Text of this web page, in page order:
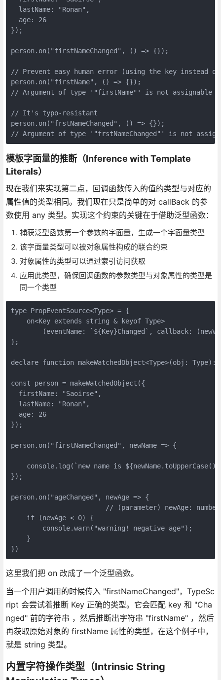
  lastName: "Ronan",
  age: 26
});
person.on("firstNameChanged", () => {});
// Prevent easy human error (using the key instead of
person.on("firstName", () => {});
// Argument of type '"firstName"' is not assignable to
// It's typo-resistant
person.on("frstNameChanged", () => {});
// Argument of type '"frstNameChanged"' is not
模板字面量的推断（Inference with Template
Literals）
现在我们来实现第二点，回调函数传入的值的类型与对应的
属性值的类型相同。我们现在只是简单的对 callBack 的参
数使用 any 类型。实现这个约束的关键在于借助泛型函数：
捕获泛型函数第一个参数的字面量，生成一个字面量类型
该字面量类型可以被对象属性构成的联合约束
对象属性的类型可以通过索引访问获取
应用此类型，确保回调函数的参数类型与对象属性的类型是
同一个类型
type PropEventSource<Type> = {
    on<Key extends string & keyof Type>
(eventName: `${Key}Changed`, callback:
};
declare function makeWatchedObject<Type>(obj: Type):
const person = makeWatchedObject({
  firstName: "Saoirse",
  lastName: "Ronan",
  age: 26
});
person.on("firstNameChanged",
console.log(`new name is
});
person.on("ageChanged", newAge => {
                        // (parameter) newAge: number
    if (newAge < 0) {
        console.warn("warning! negative age");
    }
})
这里我们把 on 改成了一个泛型函数。
当一个用户调用的时候传入 "firstNameChanged"，TypeSc
ript 会尝试着推断 Key 正确的类型。它会匹配 key 和 "Cha
nged" 前的字符串 ，然后推断出字符串 "firstName" ，然后
再获取原始对象的 firstName 属性的类型，在这个例子中，
就是 string 类型。
内置字符操作类型（Intrinsic String